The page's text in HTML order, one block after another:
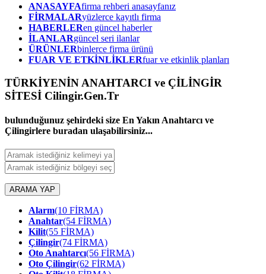
ANASAYFAfirma rehberi anasayfanız
FİRMALARyüzlerce kayıtlı firma
HABERLERen güncel haberler
İLANLARgüncel seri ilanlar
ÜRÜNLERbinlerce firma ürünü
FUAR VE ETKİNLİKLERfuar ve etkinlik planları
TÜRKİYENİN ANAHTARCI ve ÇİLİNGİR
SİTESİ Cilingir.Gen.Tr
bulunduğunuz şehirdeki size En Yakın Anahtarcı ve
Çilingirlere buradan ulaşabilirsiniz...
ARAMA YAP
Alarm(10 FİRMA)
Anahtar(54 FİRMA)
Kilit(55 FİRMA)
Çilingir(74 FİRMA)
Oto Anahtarcı(56 FİRMA)
Oto Çilingir(62 FİRMA)